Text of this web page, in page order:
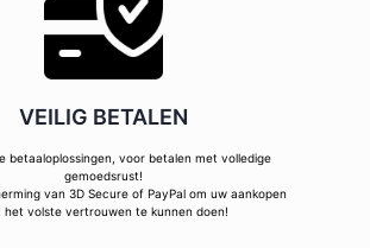
VEILIG BETALEN
betaaloplossingen, voor betalen met volledige
gemoedsrust!
van 3D Secure of PayPal om uw aankopen
het volste vertrouwen te kunnen doen!